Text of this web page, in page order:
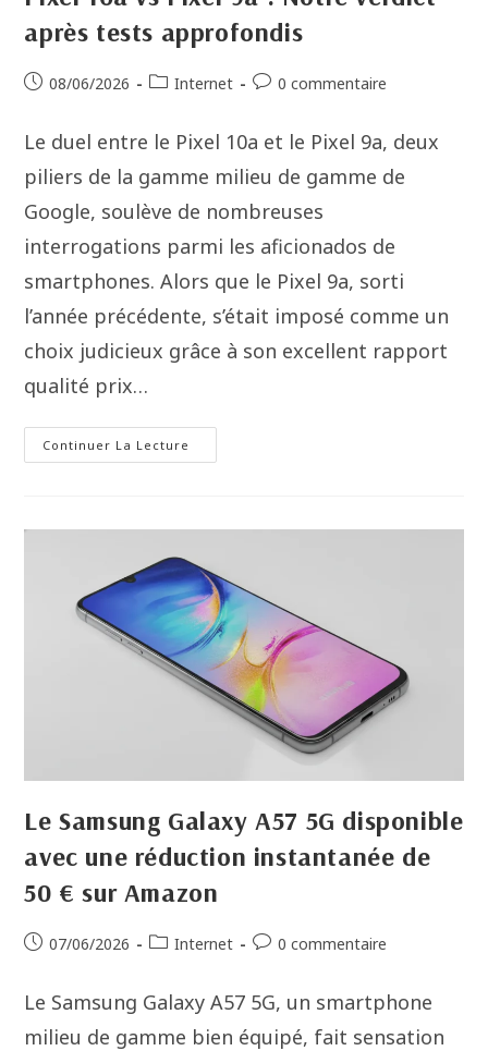
après tests approfondis
08/06/2026 Internet 0 commentaire
Le duel entre le Pixel 10a et le Pixel 9a, deux
piliers de la gamme milieu de gamme de
Google, soulève de nombreuses
interrogations parmi les aficionados de
smartphones. Alors que le Pixel 9a, sorti
l’année précédente, s’était imposé comme un
choix judicieux grâce à son excellent rapport
qualité prix…
Continuer La Lecture
Le Samsung Galaxy A57 5G disponible
avec une réduction instantanée de
50 € sur Amazon
07/06/2026 Internet 0 commentaire
Le Samsung Galaxy A57 5G, un smartphone
milieu de gamme bien équipé, fait sensation